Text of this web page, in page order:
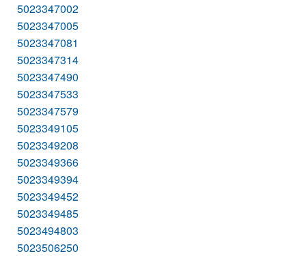
5023347002
5023347005
5023347081
5023347314
5023347490
5023347533
5023347579
5023349105
5023349208
5023349366
5023349394
5023349452
5023349485
5023494803
5023506250